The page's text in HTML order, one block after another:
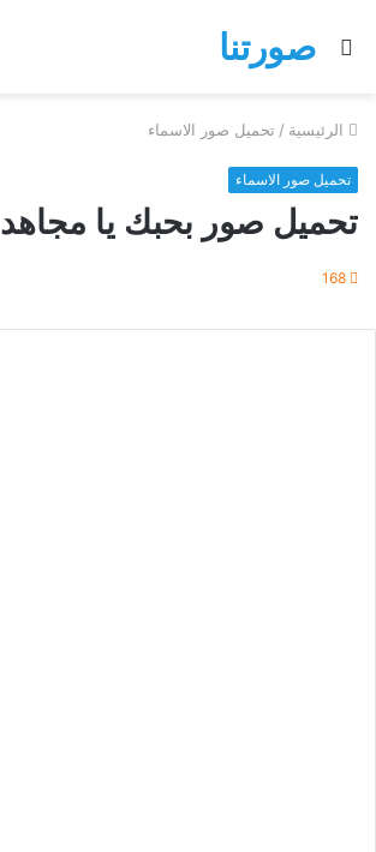
صورتنا
بحث
الرئيسية / تحميل صور الاسماء
تحميل صور الاسماء
تحميل صور بحبك يا مجاهد
168